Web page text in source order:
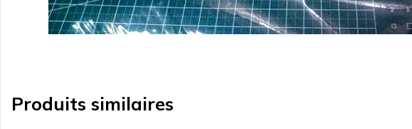
Produits similaires